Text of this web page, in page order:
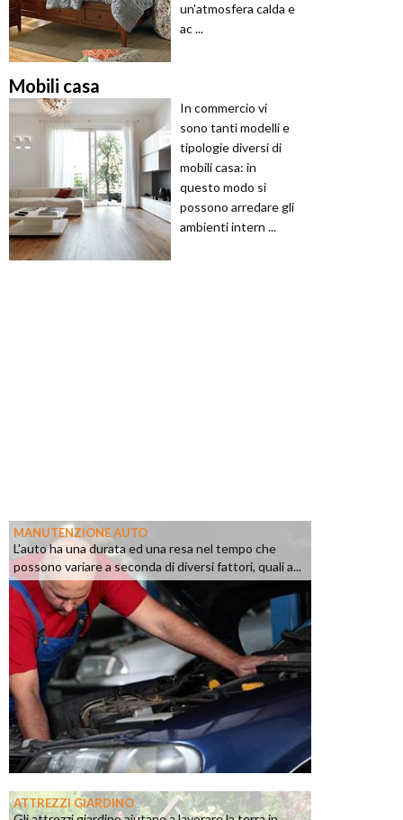
un'atmosfera calda e
ac ...
Mobili casa
In commercio vi
sono tanti modelli e
tipologie diversi di
mobili casa: in
questo modo si
possono arredare gli
ambienti intern ...
MANUTENZIONE AUTO
L'auto ha una durata ed una resa nel tempo che
possono variare a seconda di diversi fattori, quali a...
ATTREZZI GIARDINO